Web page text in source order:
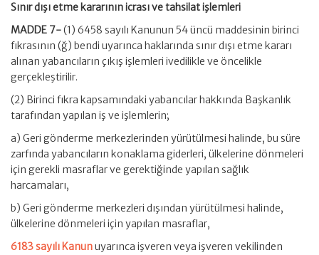
Sınır dışı etme kararının icrası ve tahsilat işlemleri
MADDE 7-(1) 6458 sayılı Kanunun 54 üncü maddesinin birinci
fıkrasının (ğ) bendi uyarınca haklarında sınır dışı etme kararı
alınan yabancıların çıkış işlemleri ivedilikle ve öncelikle
gerçekleştirilir.
(2) Birinci fıkra kapsamındaki yabancılar hakkında Başkanlık
tarafından yapılan iş ve işlemlerin;
a) Geri gönderme merkezlerinden yürütülmesi halinde, bu süre
zarfında yabancıların konaklama giderleri, ülkelerine dönmeleri
için gerekli masraflar ve gerektiğinde yapılan sağlık
harcamaları,
b) Geri gönderme merkezleri dışından yürütülmesi halinde,
ülkelerine dönmeleri için yapılan masraflar,
6183 sayılı Kanunuyarınca işveren veya işveren vekilinden